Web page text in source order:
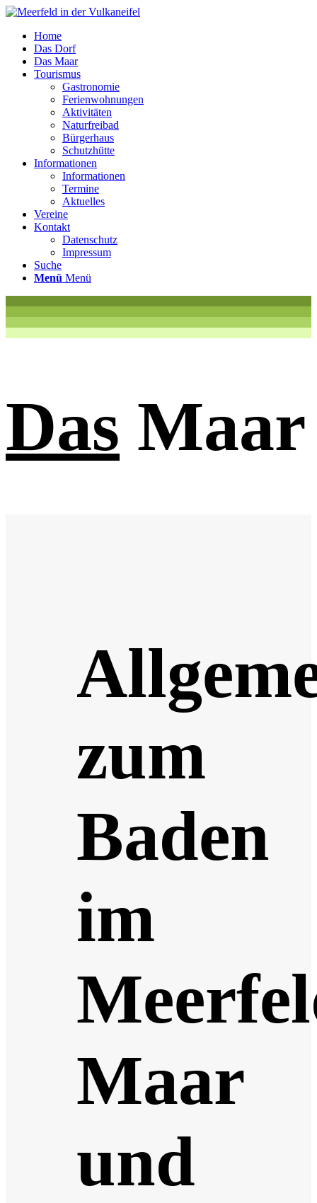
Home
Das Dorf
Das Maar
Tourismus
Gastronomie
Ferienwohnungen
Aktivitäten
Naturfreibad
Bürgerhaus
Schutzhütte
Informationen
Informationen
Termine
Aktuelles
Vereine
Kontakt
Datenschutz
Impressum
Suche
Menü Menü
Das Maar
zum
Baden
im
Maar
und